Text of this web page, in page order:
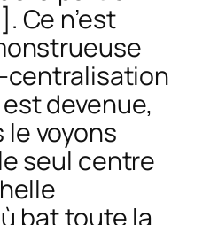
Ce n’est
devenue,
voyons
seul centre
bat toute la